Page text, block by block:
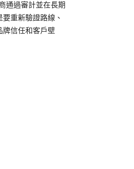
通過審計並在長期
重新驗證路線、
牌信任和客戶壁